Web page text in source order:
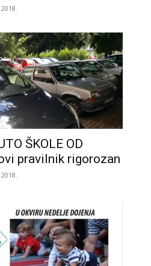
2018.
ŠKOLE OD
pravilnik rigorozan
2018.